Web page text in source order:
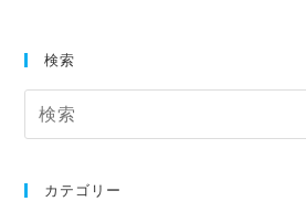
検索
カテゴリー